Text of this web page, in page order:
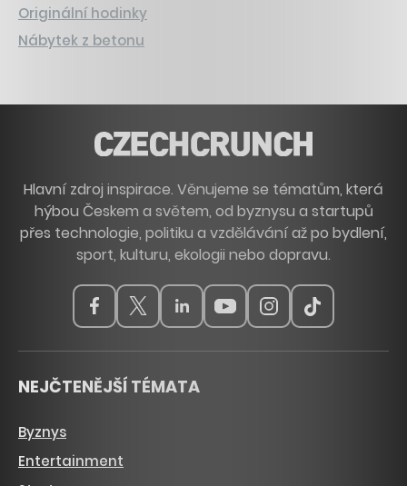
Originální hodinky
Nábytek z betonu
Hlavní zdroj inspirace. Věnujeme se tématům, která
hýbou Českem a světem, od byznysu a startupů
přes technologie, politiku a vzdělávání až po bydlení,
sport, kulturu, ekologii nebo dopravu.
NEJČTENĚJŠÍ TÉMATA
Byznys
Entertainment